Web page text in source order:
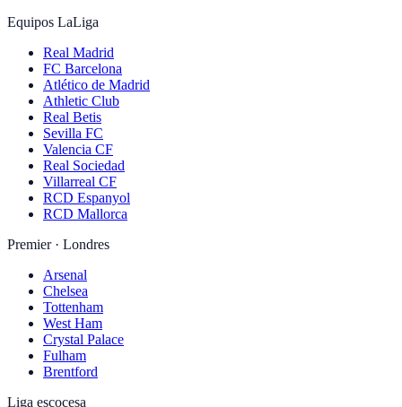
Equipos LaLiga
Real Madrid
FC Barcelona
Atlético de Madrid
Athletic Club
Real Betis
Sevilla FC
Valencia CF
Real Sociedad
Villarreal CF
RCD Espanyol
RCD Mallorca
Premier · Londres
Arsenal
Chelsea
Tottenham
West Ham
Crystal Palace
Fulham
Brentford
Liga escocesa